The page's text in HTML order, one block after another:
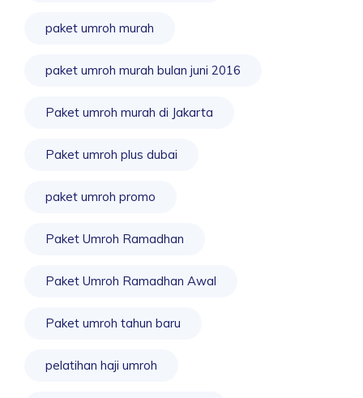
paket umroh murah
paket umroh murah bulan juni 2016
Paket umroh murah di Jakarta
Paket umroh plus dubai
paket umroh promo
Paket Umroh Ramadhan
Paket Umroh Ramadhan Awal
Paket umroh tahun baru
pelatihan haji umroh